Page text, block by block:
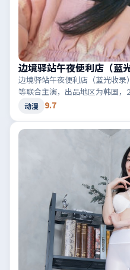
边境驿站午夜便利店（蓝
边境驿站午夜便利店（蓝光收
等联合主演，出品地区为韩国
动漫·惊悚，音效与剪辑节奏凌
动漫 9.7